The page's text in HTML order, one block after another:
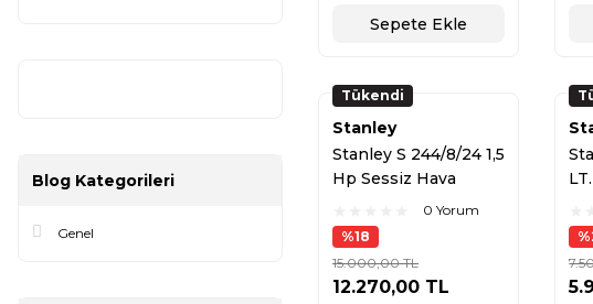
Blog Kategorileri
Genel
Sepete Ekle
Tükendi
Stanley
Stanley S 244/8/24 1,5
Hp Sessiz Hava
Kompresörü0 Yorum
%18
15.000,00 TL
12.270,00 TL